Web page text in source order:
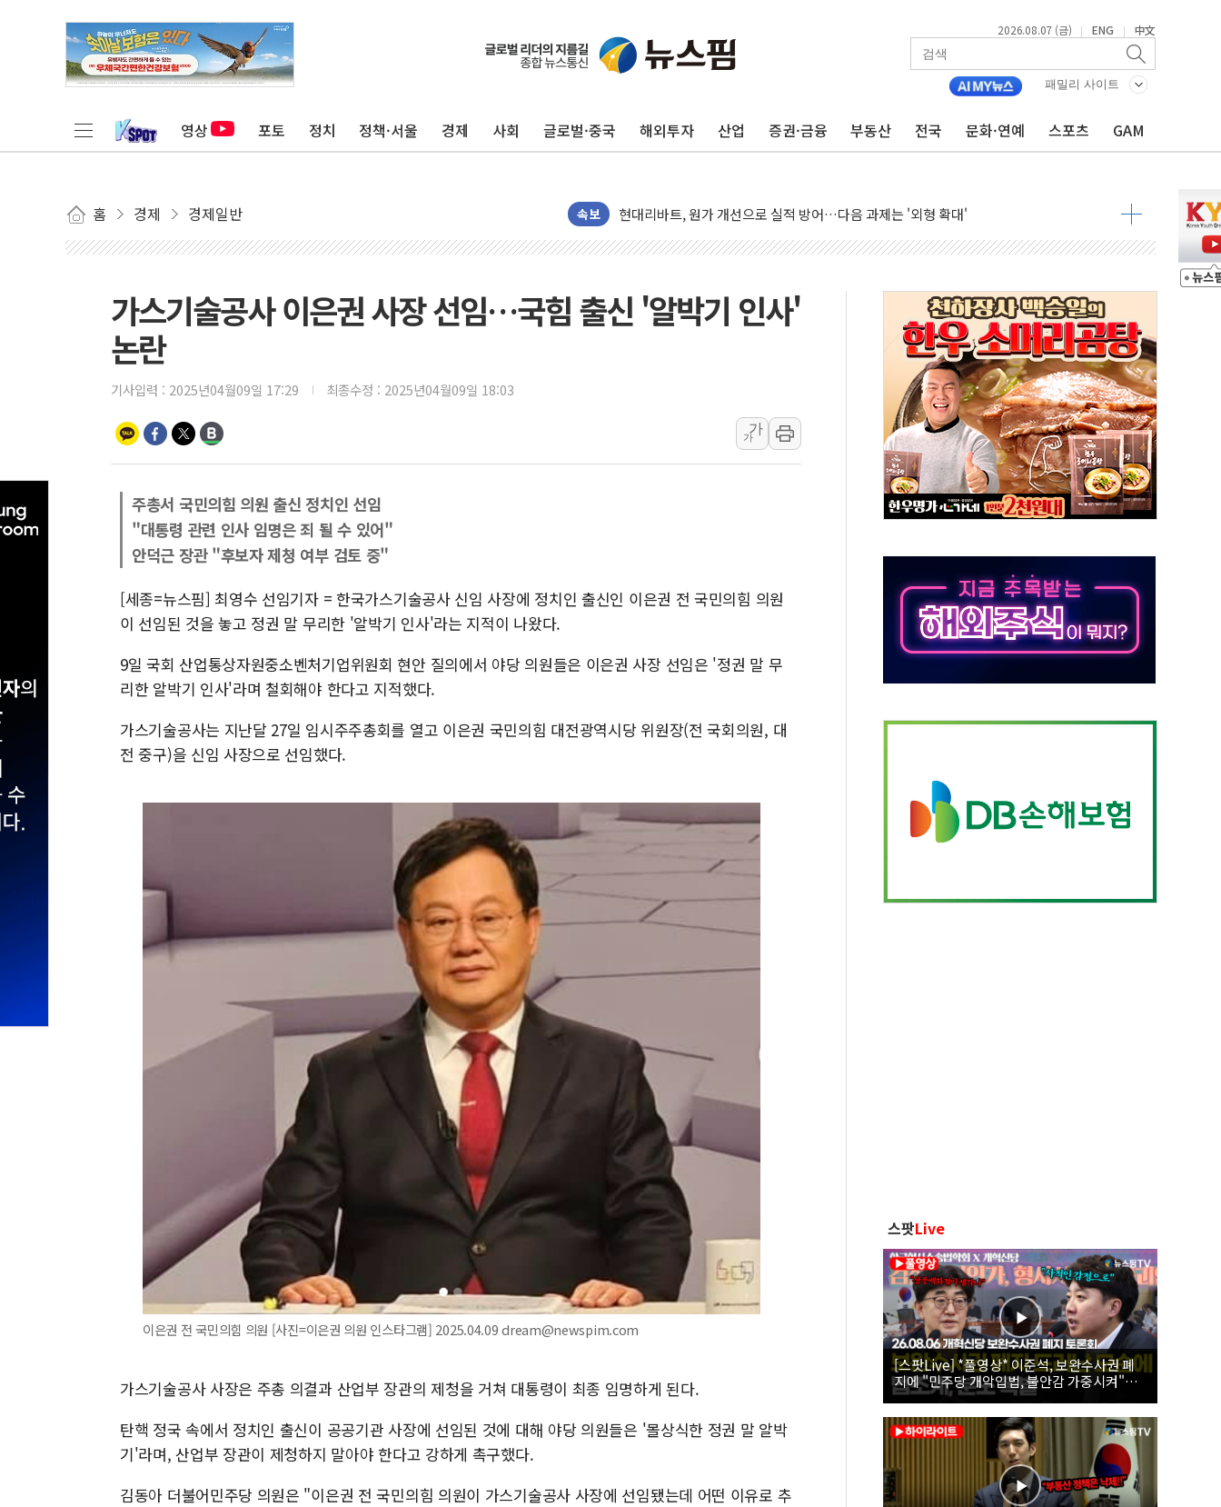
2026.08.07 (금) | ENG | 中文
패밀리 사이트
영상 포토 정치 정책·서울 경제 사회 글로벌·중국 해외투자 산업 증권·금융 부동산 전국 문화·연예 스포츠 GAM
홈 경제 경제일반 속보
트럼프, '원정출산 시민권 차단' 행정명령 서명…출생시민권 제한 재시동
트럼프 "이란전 조만간 끝날 것"…군수품 부족설 일축 "막대한 무기 보유"
"세금 부담 덜자"…비거주 1주택자 귀환 조짐에 전월세시장 '긴장'
세금 부담 커진 고가 1주택자…맞교환·재매수·다운사이징 '저울질'
뉴욕증시, 유가·금리 부담에 하락…다우 5거래일 랠리 '마침표'
이란, 오만과 호르무즈 해협 재개방 합의 막바지.."美와 직접 협상 없어"
[민주 당권주자 일정] 송영길·정청래·김민석 후보 - 8월 7일
李대통령, 오늘 부동산 정책 점검 2차 회의…주택 공급 대책 막바지 조율할 듯
[오늘의 국회일정] 상임위·세미나·기자회견·주요 정당 - 8월 7일
이란, 美·이스라엘 선박 호르무즈 통항 제한 추진…美 "통행 막을 권한 없어"
유럽증시, 견조한 실적 소화하며 대부분 상승… "2분기 기업 순이익 21% 증가" 전망
리투아니아 국방 "러, 우크라 드론으로 나토 회원국 공격 검토… 거짓 깃발 작전"
김정관 장관 "영업이익 N% 성과급 반대…상법·자본시장법 개정 논의"
뉴욕증시 프리뷰, 미 주가선물 AI주 차익실현 속 혼조세...웨스턴디지털·샌디스크↓
청와대, 북한 단거리 탄도미사일 발사에 긴급 안보 점검회의
가스기술공사 이은권 사장 선임…국힘 출신 '알박기 인사'
논란
기사입력 : 2025년04월09일 17:29 최종수정 : 2025년04월09일 18:03
가
가
주총서 국민의힘 의원 출신 정치인 선임
"대통령 관련 인사 임명은 죄 될 수 있어"
안덕근 장관 "후보자 제청 여부 검토 중"
[세종=뉴스핌] 최영수 선임기자 = 한국가스기술공사 신임 사장에 정치인 출신인 이은권 전 국민의힘 의원
이 선임된 것을 놓고 정권 말 무리한 '알박기 인사'라는 지적이 나왔다.
9일 국회 산업통상자원중소벤처기업위원회 현안 질의에서 야당 의원들은 이은권 사장 선임은 '정권 말 무
리한 알박기 인사'라며 철회해야 한다고 지적했다.
가스기술공사는 지난달 27일 임시주주총회를 열고 이은권 국민의힘 대전광역시당 위원장(전 국회의원, 대
전 중구)을 신임 사장으로 선임했다.
이은권 전 국민의힘 의원 [사진=이은권 의원 인스타그램] 2025.04.09 dream@newspim.com
가스기술공사 사장은 주총 의결과 산업부 장관의 제청을 거쳐 대통령이 최종 임명하게 된다.
탄핵 정국 속에서 정치인 출신이 공공기관 사장에 선임된 것에 대해 야당 의원들은 '몰상식한 정권 말 알박
기'라며, 산업부 장관이 제청하지 말아야 한다고 강하게 촉구했다.
김동아 더불어민주당 의원은 "이은권 전 국민의힘 의원이 가스기술공사 사장에 선임됐는데 어떤 이유로 추
스팟Live
[스팟Live] *풀영상* 이준석, 보완수사권 폐
지에 "민주당 개악입법, 불안감 가중시켜"｜
26.08.06 개혁신당 보완수사권 폐지 토론회